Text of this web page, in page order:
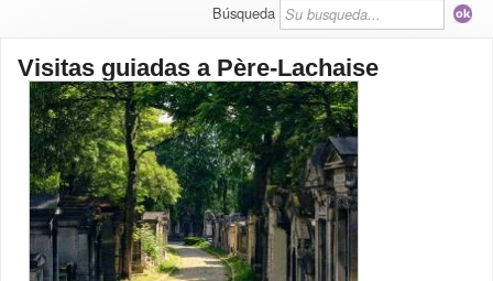
Búsqueda
Visitas guiadas a Père-Lachaise